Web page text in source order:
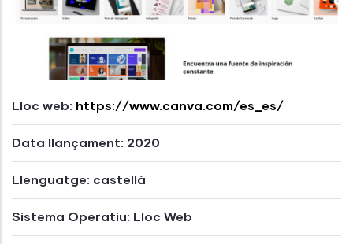
Lloc web: https://www.canva.com/es_es/
Data llançament: 2020
Llenguatge: castellà
Sistema Operatiu: Lloc Web